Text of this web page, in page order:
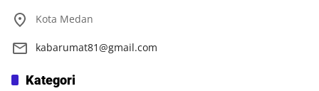
Kota Medan
kabarumat81@gmail.com
Kategori